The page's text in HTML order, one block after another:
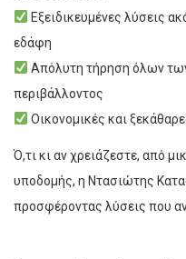
Εξειδικευμένες λύσεις
εδάφη
Απόλυτη τήρηση όλων
περιβάλλοντος
Οικονομικές και
Ό,τι κι αν χρειάζεστε, από
υποδομής, η Ντασιώτης
προσφέροντας λύσεις που